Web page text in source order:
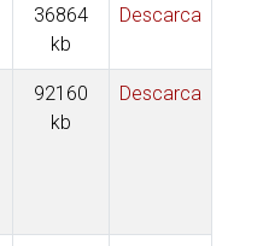
36864
kb
Descarca
92160
kb
Descarca